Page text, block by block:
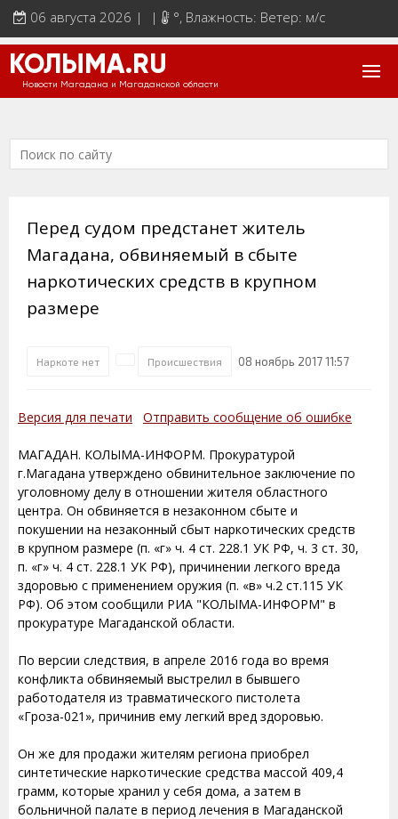
06 августа 2026 | | °, Влажность: Ветер: м/с
КОЛЫМА.RU
Новости Магадана и Магаданской области
Перед судом предстанет житель
Магадана, обвиняемый в сбыте
наркотических средств в крупном
размере
Наркоте нет Происшествия 08 ноябрь 2017 11:57
Версия для печати Отправить сообщение об ошибке
МАГАДАН. КОЛЫМА-ИНФОРМ. Прокуратурой
г.Магадана утверждено обвинительное заключение по
уголовному делу в отношении жителя областного
центра. Он обвиняется в незаконном сбыте и
покушении на незаконный сбыт наркотических средств
в крупном размере (п. «г» ч. 4 ст. 228.1 УК РФ, ч. 3 ст. 30,
п. «г» ч. 4 ст. 228.1 УК РФ), причинении легкого вреда
здоровью с применением оружия (п. «в» ч.2 ст.115 УК
РФ). Об этом сообщили РИА "КОЛЫМА-ИНФОРМ" в
прокуратуре Магаданской области.
По версии следствия, в апреле 2016 года во время
конфликта обвиняемый выстрелил в бывшего
работодателя из травматического пистолета
«Гроза-021», причинив ему легкий вред здоровью.
Он же для продажи жителям региона приобрел
синтетические наркотические средства массой 409,4
грамм, которые хранил у себя дома, а затем в
больничной палате в период лечения в Магаданской